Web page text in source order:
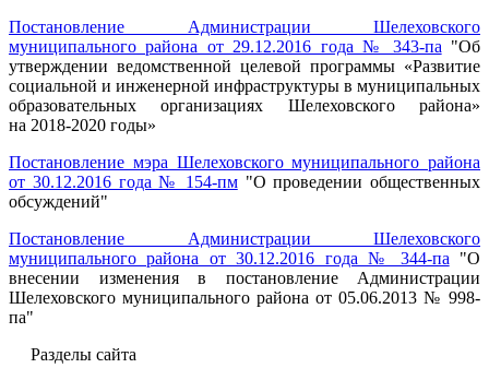
Постановление Администрации Шелеховского
муниципального района от 29.12.2016 года № 343-па "Об
утверждении ведомственной целевой программы «Развитие
социальной и инженерной инфраструктуры в муниципальных
образовательных организациях Шелеховского района»
на 2018-2020 годы»
Постановление мэра Шелеховского муниципального района
от 30.12.2016 года № 154-пм"О проведении общественных
обсуждений"
Постановление Администрации Шелеховского
муниципального района от 30.12.2016 года № 344-па "О
внесении изменения в постановление Администрации
Шелеховского муниципального района от 05.06.2013 № 998-
па"
Разделы сайта